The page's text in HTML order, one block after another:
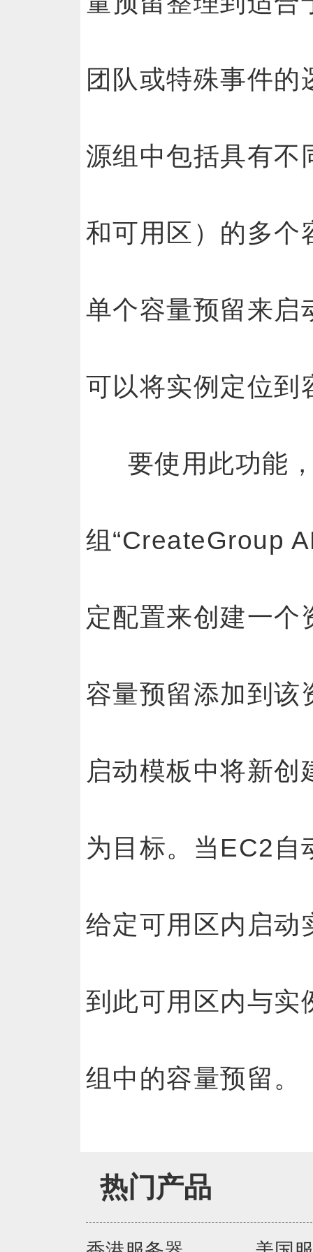
团队或特殊事件
源组中包括具有不
和可用区）的多个
单个容量预留来启
可以将实例定位到
要使用此功能
组“CreateGroup
定配置来创建一个
容量预留添加到该
启动模板中将新
为目标。当EC2自
给定可用区内启动
到此可用区内与实
组中的容量预留。
热门产品